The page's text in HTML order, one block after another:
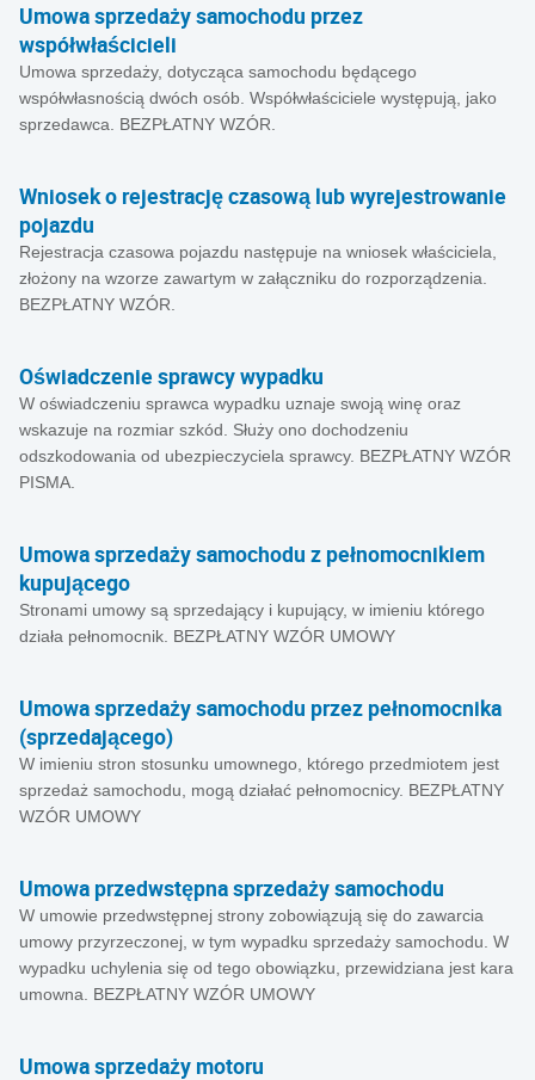
Umowa sprzedaży samochodu przez
współwłaścicieli
Umowa sprzedaży, dotycząca samochodu będącego
współwłasnością dwóch osób. Współwłaściciele występują, jako
sprzedawca. BEZPŁATNY WZÓR.
Wniosek o rejestrację czasową lub wyrejestrowanie
pojazdu
Rejestracja czasowa pojazdu następuje na wniosek właściciela,
złożony na wzorze zawartym w załączniku do rozporządzenia.
BEZPŁATNY WZÓR.
Oświadczenie sprawcy wypadku
W oświadczeniu sprawca wypadku uznaje swoją winę oraz
wskazuje na rozmiar szkód. Służy ono dochodzeniu
odszkodowania od ubezpieczyciela sprawcy. BEZPŁATNY WZÓR
PISMA.
Umowa sprzedaży samochodu z pełnomocnikiem
kupującego
Stronami umowy są sprzedający i kupujący, w imieniu którego
działa pełnomocnik. BEZPŁATNY WZÓR UMOWY
Umowa sprzedaży samochodu przez pełnomocnika
(sprzedającego)
W imieniu stron stosunku umownego, którego przedmiotem jest
sprzedaż samochodu, mogą działać pełnomocnicy. BEZPŁATNY
WZÓR UMOWY
Umowa przedwstępna sprzedaży samochodu
W umowie przedwstępnej strony zobowiązują się do zawarcia
umowy przyrzeczonej, w tym wypadku sprzedaży samochodu. W
wypadku uchylenia się od tego obowiązku, przewidziana jest kara
umowna. BEZPŁATNY WZÓR UMOWY
Umowa sprzedaży motoru